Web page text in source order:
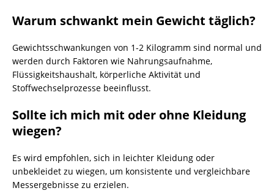
Warum schwankt mein Gewicht täglich?
Gewichtsschwankungen von 1-2 Kilogramm sind normal und
werden durch Faktoren wie Nahrungsaufnahme,
Flüssigkeitshaushalt, körperliche Aktivität und
Stoffwechselprozesse beeinflusst.
Sollte ich mich mit oder ohne Kleidung
wiegen?
Es wird empfohlen, sich in leichter Kleidung oder
unbekleidet zu wiegen, um konsistente und vergleichbare
Messergebnisse zu erzielen.